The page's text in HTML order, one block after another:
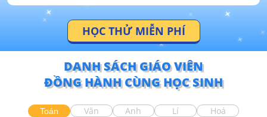
HỌC THỬ MIỄN PHÍ
DANH SÁCH GIÁO VIÊN
ĐỒNG HÀNH CÙNG HỌC SINH
Toán Văn Anh Lí
Hoá